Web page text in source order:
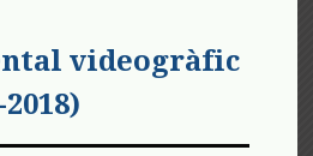
videogràfic